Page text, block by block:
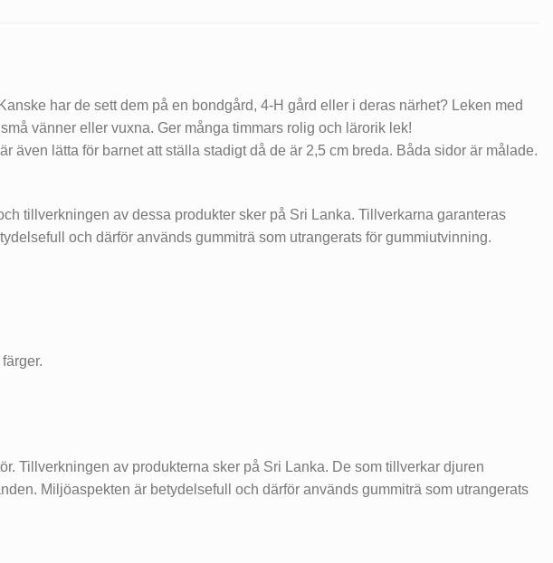
har de sett dem på en bondgård, 4-H gård eller i deras närhet? Leken med
vänner eller vuxna. Ger många timmars rolig och lärorik lek!
även lätta för barnet att ställa stadigt då de är 2,5 cm breda. Båda sidor är målade.
tillverkningen av dessa produkter sker på Sri Lanka. Tillverkarna garanteras
och därför används gummiträ som utrangerats för gummiutvinning.
Tillverkningen av produkterna sker på Sri Lanka. De som tillverkar djuren
Miljöaspekten är betydelsefull och därför används gummiträ som utrangerats